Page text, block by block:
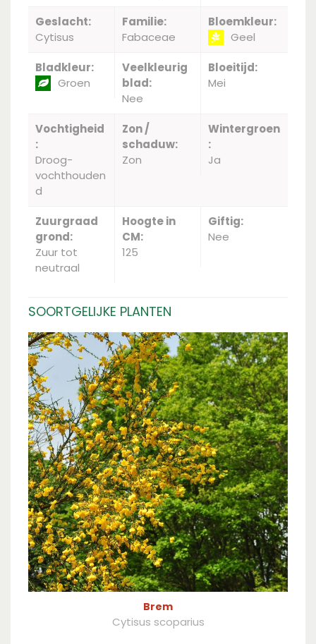
Geslacht:
Cytisus
Familie:
Fabaceae
Bloemkleur:
Geel
Bladkleur:
Groen
Veelkleurig
blad:
Nee
Bloeitijd:
Mei
Vochtigheid
:
Droog-
vochthouden
d
Zon /
schaduw:
Zon
Wintergroen
:
Ja
Zuurgraad
grond:
Zuur tot
neutraal
Hoogte in
CM:
125
Giftig:
Nee
SOORTGELIJKE PLANTEN
Brem
Cytisus scoparius